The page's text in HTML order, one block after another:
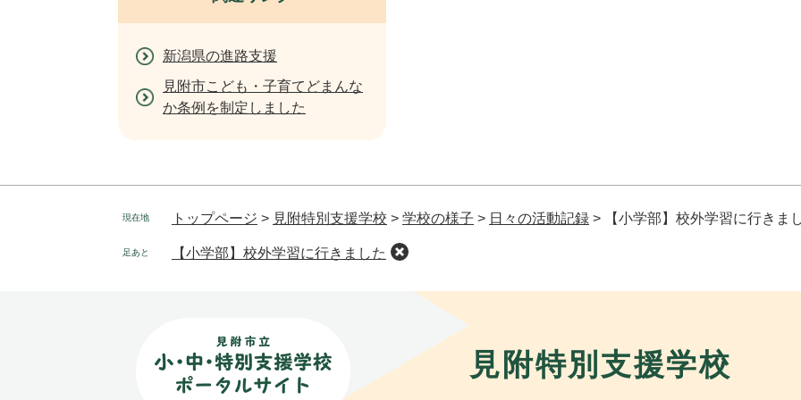
新潟県の進路支援
見附市こども・子育てどまんな
か条例を制定しました
現在地 トップページ > 見附特別支援学校 > 学校の様子 > 日々の活動記録 > 【小学部】校外学習に行きま
足あと 【小学部】校外学習に行きました
見附特別支援学校